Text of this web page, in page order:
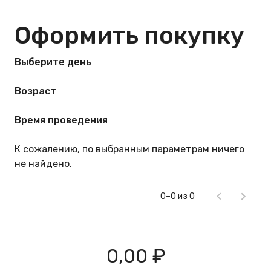
Оформить покупку
Выберите день
Возраст
Время проведения
К сожалению, по выбранным параметрам ничего
не найдено.
0–0 из 0
0,00 ₽